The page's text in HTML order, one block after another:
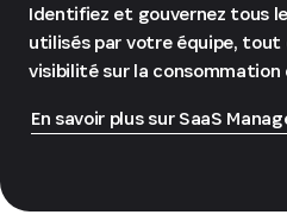
Identifiez et gouvernez tous
utilisés par votre équipe,
visibilité sur la consommation
En savoir plus sur SaaS